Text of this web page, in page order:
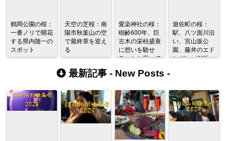
鶴岡公園の桜：
一番ノリで開花
する県内随一の
スポット
天空の芝桜：南
陽市秋葉山の空
で最終章を迎え
る
愛染神社の桜：
樹齢600年、巨
古木の栄枯盛衰
に想いを馳せ
る、とか言って
遊佐町の桜：
駅、八ツ面川沿
い、宮山坂公
園、藤井のエド
ヒガン、W坂
最新記事 - New Posts -